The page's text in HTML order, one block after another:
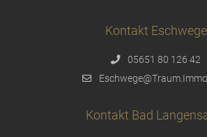
Kontakt Eschwege
05651 80 126 42
Kontakt Bad